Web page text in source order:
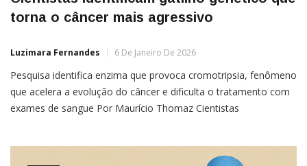
torna o câncer mais agressivo
Luzimara Fernandes 6 De Janeiro De 2026
Pesquisa identifica enzima que provoca cromotripsia, fenômeno
que acelera a evolução do câncer e dificulta o tratamento com
exames de sangue Por Maurício Thomaz Cientistas
evento em que cromossomos inteiros se fragmentam de forma